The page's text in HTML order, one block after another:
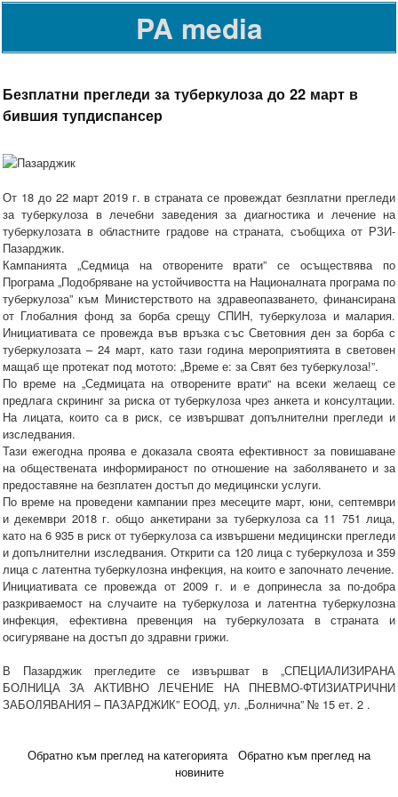
PA media
Безплатни прегледи за туберкулоза до 22 март в
бившия тупдиспансер
От 18 до 22 март 2019 г. в страната се провеждат безплатни прегледи
за туберкулоза в лечебни заведения за диагностика и лечение на
туберкулозата в областните градове на страната, съобщиха от РЗИ-
Пазарджик.
Кампанията „Седмица на отворените врати” се осъществява по
Програма „Подобряване на устойчивостта на Националната програма по
туберкулоза” към Министерството на здравеопазването, финансирана
от Глобалния фонд за борба срещу СПИН, туберкулоза и малария.
Инициативата се провежда във връзка със Световния ден за борба с
туберкулозата – 24 март, като тази година мероприятията в световен
мащаб ще протекат под мотото: „Време е: за Свят без туберкулоза!”.
По време на „Седмицата на отворените врати“ на всеки желаещ се
предлага скрининг за риска от туберкулоза чрез анкета и консултации.
На лицата, които са в риск, се извършват допълнителни прегледи и
изследвания.
Тази ежегодна проява е доказала своята ефективност за повишаване
на обществената информираност по отношение на заболяването и за
предоставяне на безплатен достъп до медицински услуги.
По време на проведени кампании през месеците март, юни, септември
и декември 2018 г. общо анкетирани за туберкулоза са 11 751 лица,
като на 6 935 в риск от туберкулоза са извършени медицински прегледи
и допълнителни изследвания. Открити са 120 лица с туберкулоза и 359
лица с латентна туберкулозна инфекция, на които е започнато лечение.
Инициативата се провежда от 2009 г. и е допринесла за по-добра
разкриваемост на случаите на туберкулоза и латентна туберкулозна
инфекция, ефективна превенция на туберкулозата в страната и
осигуряване на достъп до здравни грижи.
В Пазарджик прегледите се извършват в „СПЕЦИАЛИЗИРАНА
БОЛНИЦА ЗА АКТИВНО ЛЕЧЕНИЕ НА ПНЕВМО-ФТИЗИАТРИЧНИ
ЗАБОЛЯВАНИЯ – ПАЗАРДЖИК” ЕООД, ул. „Болнична” № 15 ет. 2 .
Обратно към преглед на категорията
Обратно към преглед на
новините